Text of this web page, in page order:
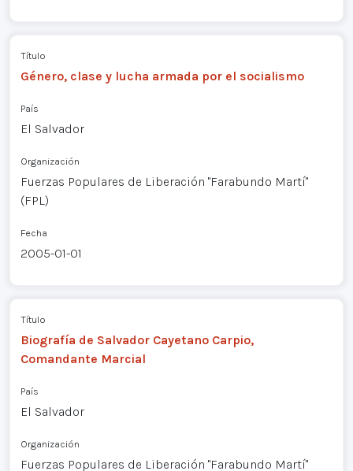
Título
Género, clase y lucha armada por el socialismo
País
El Salvador
Organización
Fuerzas Populares de Liberación "Farabundo Martí"
(FPL)
Fecha
2005-01-01
Título
Biografía de Salvador Cayetano Carpio,
Comandante Marcial
País
El Salvador
Organización
Fuerzas Populares de Liberación "Farabundo Martí"